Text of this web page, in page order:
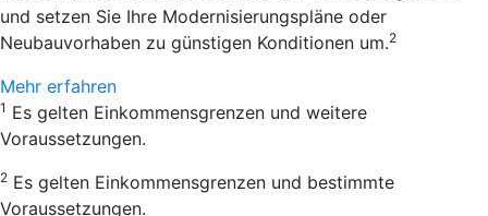
und setzen Sie Ihre Modernisierungspläne oder
Neubauvorhaben zu günstigen Konditionen um.2
Mehr erfahren
1 Es gelten Einkommensgrenzen und weitere
Voraussetzungen.
2 Es gelten Einkommensgrenzen und bestimmte
Voraussetzungen.